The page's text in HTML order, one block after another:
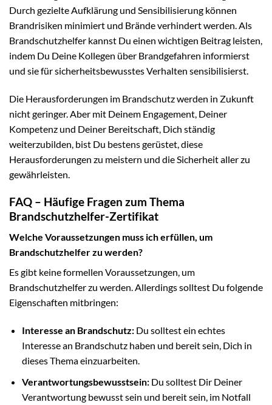
Durch gezielte Aufklärung und Sensibilisierung können
Brandrisiken minimiert und Brände verhindert werden. Als
Brandschutzhelfer kannst Du einen wichtigen Beitrag leisten,
indem Du Deine Kollegen über Brandgefahren informierst
und sie für sicherheitsbewusstes Verhalten sensibilisierst.
Die Herausforderungen im Brandschutz werden in Zukunft
nicht geringer. Aber mit Deinem Engagement, Deiner
Kompetenz und Deiner Bereitschaft, Dich ständig
weiterzubilden, bist Du bestens gerüstet, diese
Herausforderungen zu meistern und die Sicherheit aller zu
gewährleisten.
FAQ – Häufige Fragen zum Thema
Brandschutzhelfer-Zertifikat
Welche Voraussetzungen muss ich erfüllen, um
Brandschutzhelfer zu werden?
Es gibt keine formellen Voraussetzungen, um
Brandschutzhelfer zu werden. Allerdings solltest Du folgende
Eigenschaften mitbringen:
Interesse an Brandschutz:Du solltest ein echtes
Interesse an Brandschutz haben und bereit sein, Dich in
dieses Thema einzuarbeiten.
Verantwortungsbewusstsein:Du solltest Dir Deiner
Verantwortung bewusst sein und bereit sein, im Notfall